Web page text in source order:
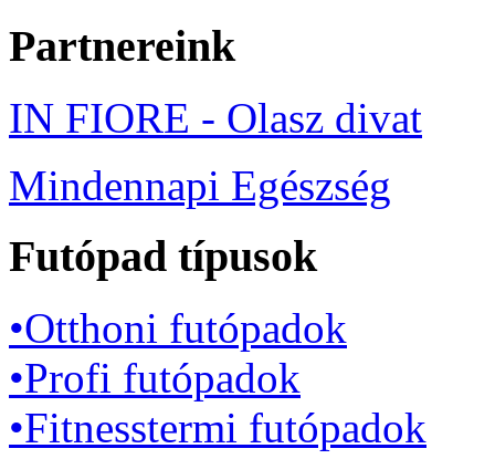
Partnereink
IN FIORE - Olasz divat
Mindennapi Egészség
Futópad típusok
•Otthoni futópadok
•Profi futópadok
•Fitnesstermi futópadok